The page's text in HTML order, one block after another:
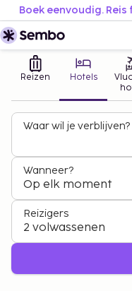
Boek eenvoudig.
Reizen Hotels
Waar wil je verblijven?
Wanneer?
Op elk moment
Reizigers
2 volwassenen